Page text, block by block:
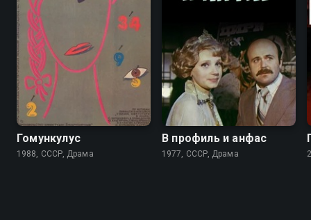
Гомункулус
1988, СССР, Драма
6.6
В профиль и анфас
1977, СССР, Драма